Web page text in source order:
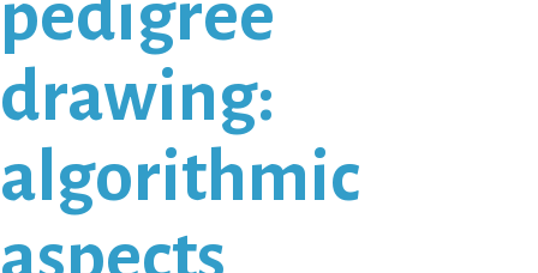
drawing:
algorithmic